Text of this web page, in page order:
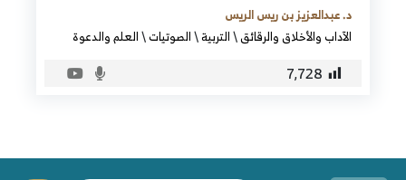
د. عبدالعزيز بن ريس الريس
الآداب والأخلاق والرقائق\التربية\الصوتيات\العلم والدعوة
7٬728